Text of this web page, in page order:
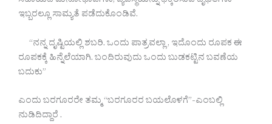
ಇಬ್ಬರಲ್ಲೂ ಸಾಮ್ಯತೆ ಪಡೆದುಕೊಂಡಿವೆ.
“ನನ್ನ ದೃಷ್ಟಿಯಲ್ಲಿ ಶಬರಿ. ಒಂದು ಪಾತ್ರವಲ್ಲಾ , ಇದೊಂದು ರೂಪಕ ಈ
ರೂಪಕಕ್ಕೆ ಹಿನ್ನೆಲೆಯಾಗಿ. ಬಂದಿರುವುದು ಒಂದು ಬುಡಕಟ್ಟಿನ ಬವಣೆಯ
ಬದುಕು”
ಎಂದು ಬರಗೂರರೇ ತಮ್ಮ “ಬರಗೂರರ ಬಯಲೊಳಗೆ”-ಎಂಬಲ್ಲಿ
ನುಡಿದಿದ್ದಾರೆ .